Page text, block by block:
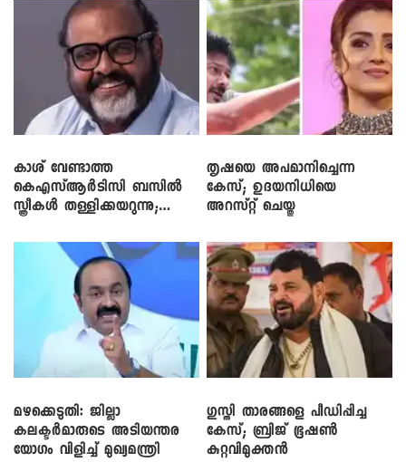
കാശ് വേണ്ടാത്ത
കെഎസ്ആർടിസി ബസിൽ
സ്ത്രീകൾ തള്ളിക്കയറുന്നു;
തൃഷയെ അപമാനിച്ചെന്ന
കേസ്; ഉദയനിധിയെ
അറസ്റ്റ് ചെയ്തു
മഴക്കെടുതി: ജില്ലാ
കലക്ടർമാരുടെ അടിയന്തര
യോഗം വിളിച്ച് മുഖ്യമന്ത്രി
​ഗുസ്തി താരങ്ങളെ പീഡിപ്പിച്ച
കേസ്; ബ്രിജ് ഭൂഷൺ
കുറ്റവിമുക്തൻ